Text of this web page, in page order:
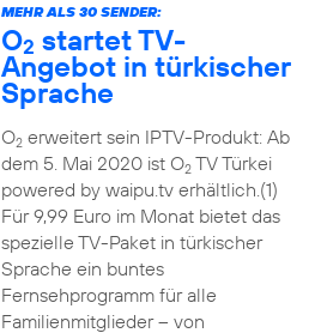
MEHR ALS 30 SENDER:
O2 startet TV-
Angebot in türkischer
Sprache
O2erweitert sein IPTV-Produkt: Ab
dem 5. Mai 2020 ist O2TV Türkei
powered by waipu.tv erhältlich.(1)
Für 9,99 Euro im Monat bietet das
spezielle TV-Paket in türkischer
Sprache ein buntes
Fernsehprogramm für alle
Familienmitglieder – von